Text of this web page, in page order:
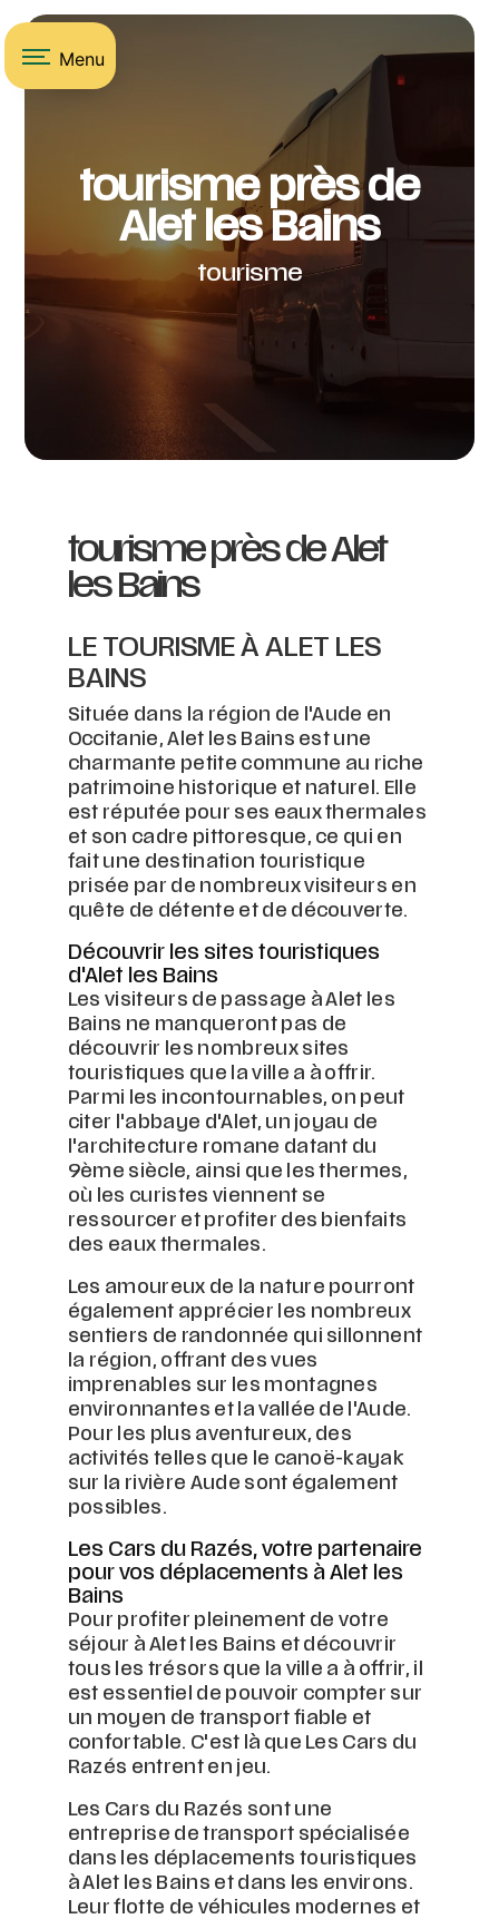
Menu
tourisme près de
Alet les Bains
tourisme
tourisme près de Alet
les Bains
LE TOURISME À ALET LES
BAINS
Située dans la région de l'Aude en
Occitanie, Alet les Bains est une
charmante petite commune au riche
patrimoine historique et naturel. Elle
est réputée pour ses eaux thermales
et son cadre pittoresque, ce qui en
fait une destination touristique
prisée par de nombreux visiteurs en
quête de détente et de découverte.
Découvrir les sites touristiques
d'Alet les Bains
Les visiteurs de passage à Alet les
Bains ne manqueront pas de
découvrir les nombreux sites
touristiques que la ville a à offrir.
Parmi les incontournables, on peut
citer l'abbaye d'Alet, un joyau de
l'architecture romane datant du
9ème siècle, ainsi que les thermes,
où les curistes viennent se
ressourcer et profiter des bienfaits
des eaux thermales.
Les amoureux de la nature pourront
également apprécier les nombreux
sentiers de randonnée qui sillonnent
la région, offrant des vues
imprenables sur les montagnes
environnantes et la vallée de l'Aude.
Pour les plus aventureux, des
activités telles que le canoë-kayak
sur la rivière Aude sont également
possibles.
Les Cars du Razés, votre partenaire
pour vos déplacements à Alet les
Bains
Pour profiter pleinement de votre
séjour à Alet les Bains et découvrir
tous les trésors que la ville a à offrir, il
est essentiel de pouvoir compter sur
un moyen de transport fiable et
confortable. C'est là que Les Cars du
Razés entrent en jeu.
Les Cars du Razés sont une
entreprise de transport spécialisée
dans les déplacements touristiques
à Alet les Bains et dans les environs.
Leur flotte de véhicules modernes et
Panneau de gestion des cookies